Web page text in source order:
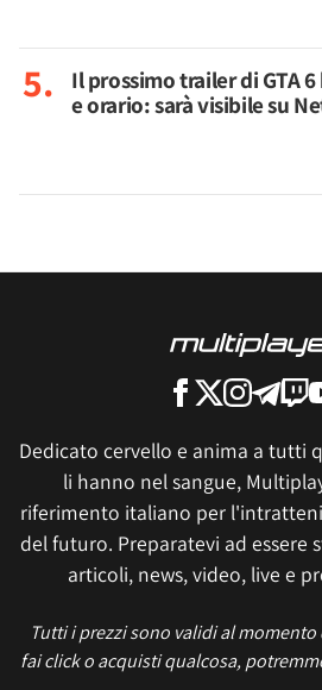
Il prossimo trailer di GTA
e orario: sarà visibile su
Dedicato cervello e anima a tutti
li hanno nel sangue,
riferimento italiano per
del futuro. Preparatevi ad essere
articoli, news, video, live e
Tutti i prezzi sono validi al
fai click o acquisti qualcosa,